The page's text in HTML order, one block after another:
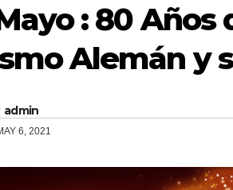
: 80 Años
Alemán y
admin
6, 2021